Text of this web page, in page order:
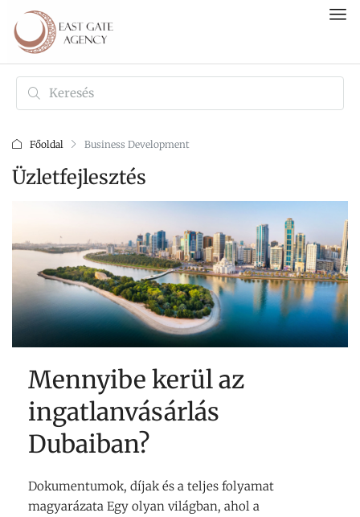
Főoldal Business Development
Üzletfejlesztés
Mennyibe kerül az
ingatlanvásárlás
Dubaiban?
Dokumentumok, díjak és a teljes folyamat
magyarázata Egy olyan világban, ahol a